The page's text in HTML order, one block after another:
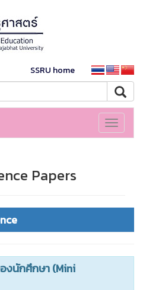
SSRU home
Toggle
Papers
งนักศึกษา (Mini